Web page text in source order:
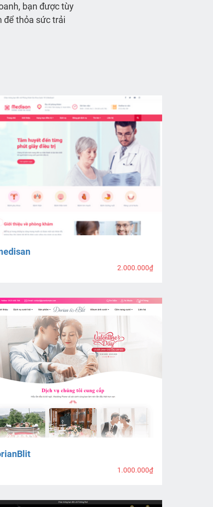
bạn được tùy
để thỏa sức trải
2.000.000₫
1.000.000₫